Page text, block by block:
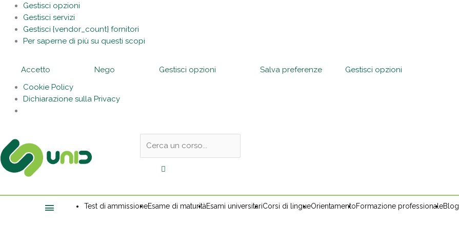
Gestisci opzioni
Gestisci servizi
Gestisci {vendor_count} fornitori
Per saperne di più su questi scopi
Accetto Nego Gestisci opzioni Salva preferenze
Gestisci opzioni
Cookie Policy
Dichiarazione sulla Privacy
l'header
Test di ammissioneEsame di maturitàEsami universitariCorsi di lingueOrientamentoFormazione professionaleBlog